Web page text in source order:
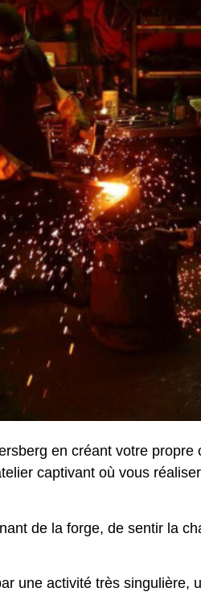
en créant votre
captivant où vous
de la forge, de sentir la
une activité très